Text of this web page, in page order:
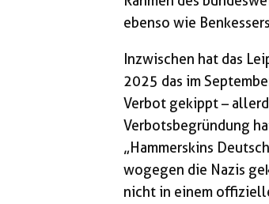
ebenso wie
Inzwischen hat das
2025 das im
Verbot gekippt –
Verbotsbegründung
„Hammerskins
wogegen die Nazis
nicht in einem